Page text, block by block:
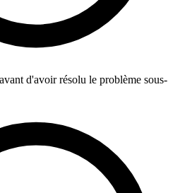
d'avoir résolu le problème sous-